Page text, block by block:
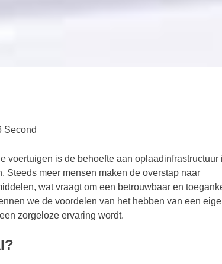
Second
voertuigen is de behoefte aan oplaadinfrastructuur
Steeds meer mensen maken de overstap naar
wat vraagt om een betrouwbaar en
we de voordelen van het hebben van een
zorgeloze ervaring wordt.